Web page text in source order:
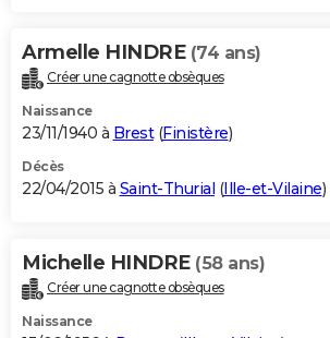
Armelle HINDRE (74 ans)
Créer une cagnotte obsèques
Naissance
23/11/1940 à Brest(Finistère)
Décès
22/04/2015 à Saint-Thurial (Ille-et-Vilaine)
Michelle HINDRE (58 ans)
Créer une cagnotte obsèques
Naissance